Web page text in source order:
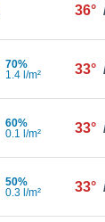
36°
70%
1.4 l/m²
33°
60%
0.1 l/m²
33°
50%
0.3 l/m²
33°